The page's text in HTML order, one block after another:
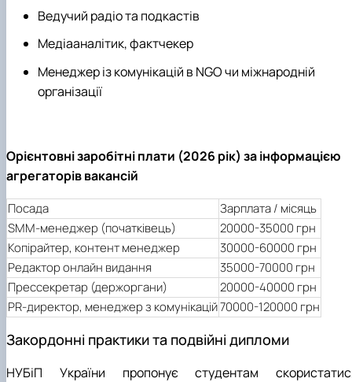
Ведучий радіо та подкастів
Медіааналітик, фактчекер
Менеджер із комунікацій в NGO чи міжнародній
організації
Орієнтовні заробітні плати (2026 рік) за інформацією
агрегаторів вакансій
Посада
Зарплата / місяць
SMM-менеджер (початківець)
20000-35000 грн
Копірайтер, контент менеджер
30000-60000 грн
Редактор онлайн видання
35000-70000 грн
Прессекретар (держоргани)
20000-40000 грн
PR-директор, менеджер з комунікацій70000-120000 грн
Закордонні практики та подвійні дипломи
НУБіП України пропонує студентам